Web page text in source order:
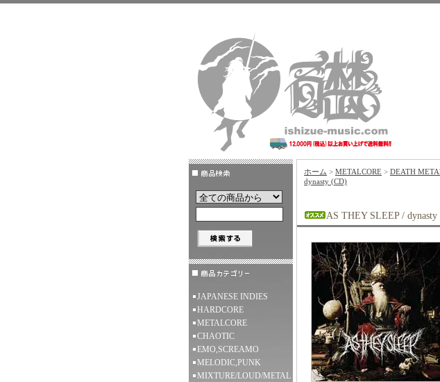
JAPANESE INDIES
HARDCORE
METALCORE
CHAOTIC
EMO,SCREAMO
MELODIC,PUNK
MIXTURE/LOUD/METAL
ホーム > METALCORE > DEATH
dynasty (CD)
AS THEY SLEEP / dynasty